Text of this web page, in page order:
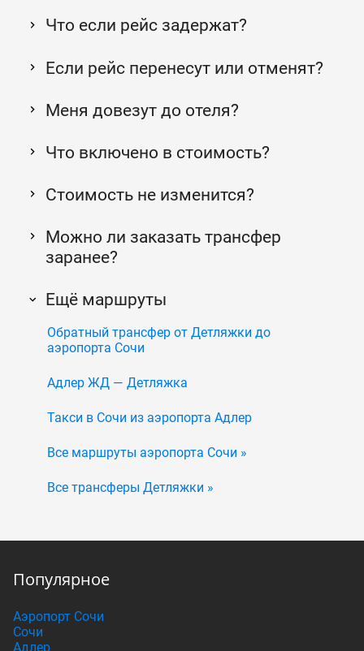
Что если рейс задержат?
Если рейс перенесут или отменят?
Меня довезут до отеля?
Что включено в стоимость?
Стоимость не изменится?
Можно ли заказать трансфер
заранее?
Ещё маршруты
Обратный трансфер от Детляжки до
аэропорта Сочи
Адлер ЖД — Детляжка
Такси в Сочи из аэропорта Адлер
Все маршруты аэропорта Сочи »
Все трансферы Детляжки »
Популярное
Аэропорт Сочи
Сочи
Адлер